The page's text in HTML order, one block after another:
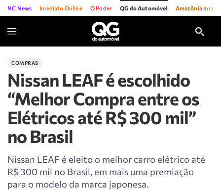
NC News Imediato Online O Poder QG do Automóvel Amazônia
COMPRAS
Nissan LEAF é escolhido
“Melhor Compra entre os
Elétricos até R$ 300 mil”
no Brasil
Nissan LEAF é eleito o melhor carro elétrico até
R$ 300 mil no Brasil, em mais uma premiação
para o modelo da marca japonesa.